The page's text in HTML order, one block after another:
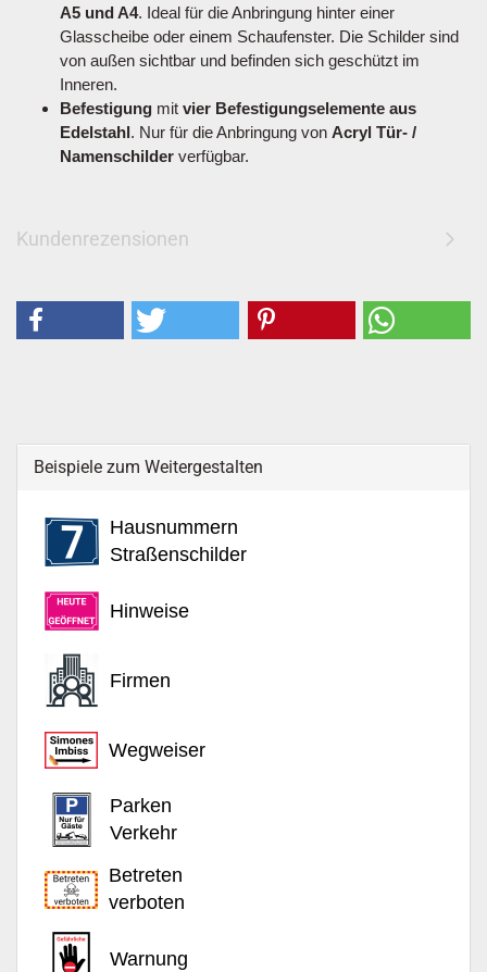
A5 und A4. Ideal für die Anbringung hinter einer
Glasscheibe oder einem Schaufenster. Die Schilder sind
von außen sichtbar und befinden sich geschützt im
Inneren.
Befestigung mit vier Befestigungselemente aus
Edelstahl. Nur für die Anbringung von Acryl Tür- /
Namenschilder verfügbar.
Kundenrezensionen
Beispiele zum Weitergestalten
Hausnummern
Straßenschilder
Hinweise
Firmen
Wegweiser
Parken
Verkehr
Betreten
verboten
Warnung